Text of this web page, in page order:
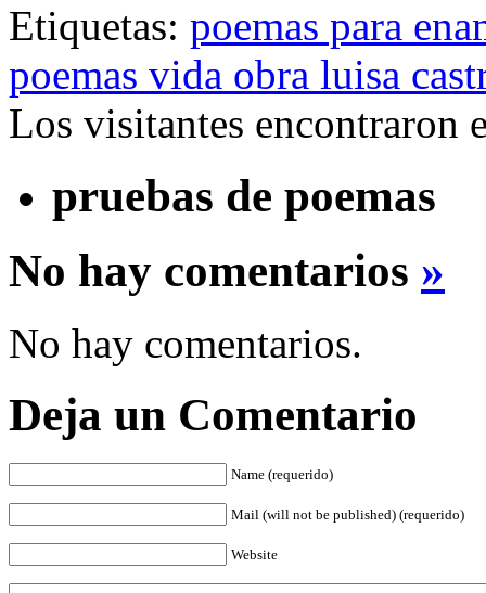
Etiquetas: poemas para
poemas vida obra luisa
Los visitantes encontraron
pruebas de poemas
No hay comentarios »
No hay comentarios.
Deja un Comentario
Name (requerido)
Mail (will not be published) (requerido)
Website